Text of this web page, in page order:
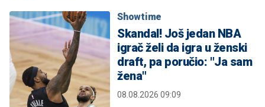
Showtime
Skandal! Još jedan NBA
igrač želi da igra u ženski
draft, pa poručio: "Ja sam
žena"
08.08.2026 09:09